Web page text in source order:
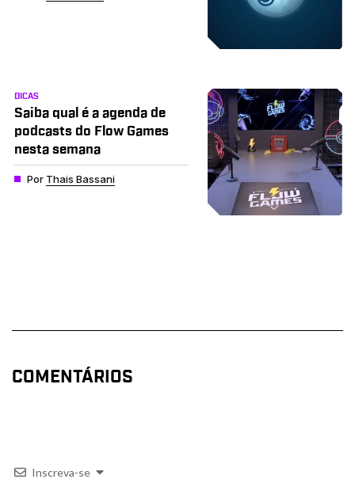
DICAS
Saiba qual é a agenda de
podcasts do Flow Games
nesta semana
Por Thais Bassani
COMENTÁRIOS
Inscreva-se